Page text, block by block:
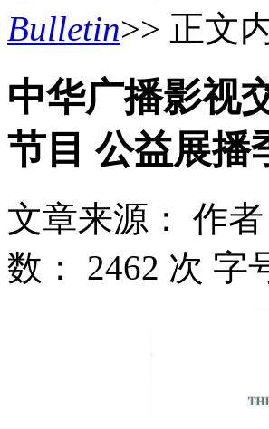
Bulletin>> 正文
中华广播影视
节目 公益展播
文章来源： 作者
数： 2462 次 字